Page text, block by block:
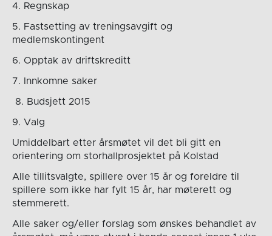
4. Regnskap
5. Fastsetting av treningsavgift og
medlemskontingent
6. Opptak av driftskreditt
7. Innkomne saker
8. Budsjett 2015
9. Valg
Umiddelbart etter årsmøtet vil det bli gitt en
orientering om storhallprosjektet på Kolstad
Alle tillitsvalgte, spillere over 15 år og foreldre til
spillere som ikke har fylt 15 år, har møterett og
stemmerett.
Alle saker og/eller forslag som ønskes behandlet av